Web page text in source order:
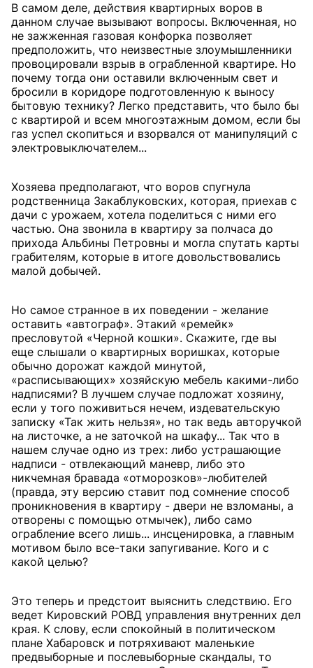
В самом деле, действия квартирных воров в
данном случае вызывают вопросы. Включенная, но
не зажженная газовая конфорка позволяет
предположить, что неизвестные злоумышленники
провоцировали взрыв в ограбленной квартире. Но
почему тогда они оставили включенным свет и
бросили в коридоре подготовленную к выносу
бытовую технику? Легко представить, что было бы
с квартирой и всем многоэтажным домом, если бы
газ успел скопиться и взорвался от манипуляций с
электровыключателем...
Хозяева предполагают, что воров спугнула
родственница Закаблуковских, которая, приехав с
дачи с урожаем, хотела поделиться с ними его
частью. Она звонила в квартиру за полчаса до
прихода Альбины Петровны и могла спутать карты
грабителям, которые в итоге довольствовались
малой добычей.
Но самое странное в их поведении - желание
оставить «автограф». Этакий «ремейк»
пресловутой «Черной кошки». Скажите, где вы
еще слышали о квартирных воришках, которые
обычно дорожат каждой минутой,
«расписывающих» хозяйскую мебель какими-либо
надписями? В лучшем случае подложат хозяину,
если у того поживиться нечем, издевательскую
записку «Так жить нельзя», но так ведь авторучкой
на листочке, а не заточкой на шкафу... Так что в
нашем случае одно из трех: либо устрашающие
надписи - отвлекающий маневр, либо это
никчемная бравада «отморозков»-любителей
(правда, эту версию ставит под сомнение способ
проникновения в квартиру - двери не взломаны, а
отворены с помощью отмычек), либо само
ограбление всего лишь... инсценировка, а главным
мотивом было все-таки запугивание. Кого и с
какой целью?
Это теперь и предстоит выяснить следствию. Его
ведет Кировский РОВД управления внутренних дел
края. К слову, если спокойный в политическом
плане Хабаровск и потряхивают маленькие
предвыборные и послевыборные скандалы, то